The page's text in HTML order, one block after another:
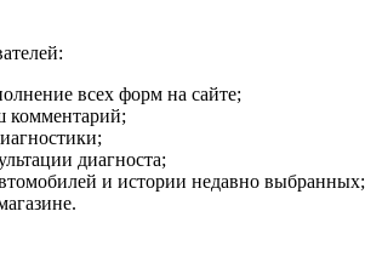
всех форм на сайте;
комментарий;
диагноста;
и истории недавно выбранных;